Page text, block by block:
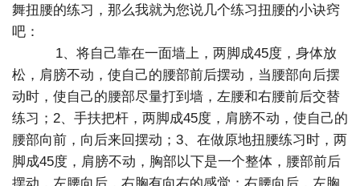
舞扭腰的练习，那么我就为您说几个练习扭腰的小诀窍
吧：
1、将自己靠在一面墙上，两脚成45度，身体放
松，肩膀不动，使自己的腰部前后摆动，当腰部向后摆
动时，使自己的腰部尽量打到墙，左腰和右腰前后交替
练习；2、手扶把杆，两脚成45度，肩膀不动，使自己的
腰部向前，向后来回摆动；3、在做原地扭腰练习时，两
脚成45度，肩膀不动，胸部以下是一个整体，腰部前后